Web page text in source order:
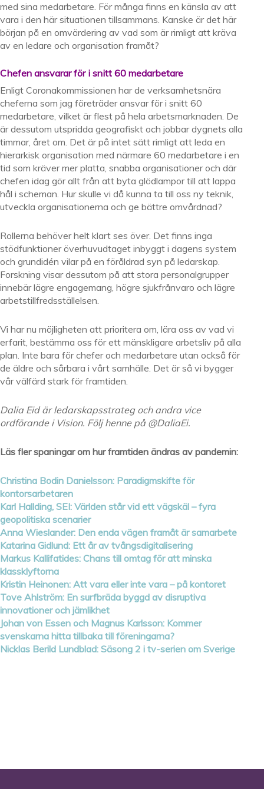
med sina medarbetare. För många finns en känsla av att
vara i den här situationen tillsammans. Kanske är det här
början på en omvärdering av vad som är rimligt att kräva
av en ledare och organisation framåt?
Chefen ansvarar för i snitt 60 medarbetare
Enligt Coronakommissionen har de verksamhetsnära
cheferna som jag företräder ansvar för i snitt 60
medarbetare, vilket är flest på hela arbetsmarknaden. De
är dessutom utspridda geografiskt och jobbar dygnets alla
timmar, året om. Det är på intet sätt rimligt att leda en
hierarkisk organisation med närmare 60 medarbetare i en
tid som kräver mer platta, snabba organisationer och där
chefen idag gör allt från att byta glödlampor till att lappa
hål i scheman. Hur skulle vi då kunna ta till oss ny teknik,
utveckla organisationerna och ge bättre omvårdnad?
Rollerna behöver helt klart ses över. Det finns inga
stödfunktioner överhuvudtaget inbyggt i dagens system
och grundidén vilar på en föråldrad syn på ledarskap.
Forskning visar dessutom på att stora personalgrupper
innebär lägre engagemang, högre sjukfrånvaro och lägre
arbetstillfredsställelsen.
Vi har nu möjligheten att prioritera om, lära oss av vad vi
erfarit, bestämma oss för ett mänskligare arbetsliv på alla
plan. Inte bara för chefer och medarbetare utan också för
de äldre och sårbara i vårt samhälle. Det är så vi bygger
vår välfärd stark för framtiden.
Dalia Eid är ledarskapsstrateg och andra vice
ordförande i Vision. Följ henne på @DaliaEi.
Läs fler spaningar om hur framtiden ändras av pandemin:
Christina Bodin Danielsson: Paradigmskifte för
kontorsarbetaren
Karl Hallding, SEI: Världen står vid ett vägskäl – fyra
geopolitiska scenarier
Anna Wieslander: Den enda vägen framåt är samarbete
Katarina Gidlund: Ett år av tvångsdigitalisering
Markus Kallifatides: Chans till omtag för att minska
klassklyftorna
Kristin Heinonen: Att vara eller inte vara – på kontoret
Tove Ahlström: En surfbräda byggd av disruptiva
innovationer och jämlikhet
Johan von Essen och Magnus Karlsson: Kommer
svenskarna hitta tillbaka till föreningarna?
Nicklas Berild Lundblad: Säsong 2 i tv-serien om Sverige